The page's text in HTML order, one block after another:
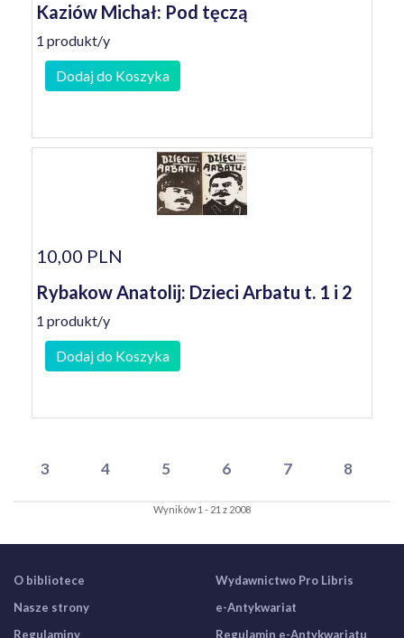
Kaziów Michał: Pod tęczą
1 produkt/y
Dodaj do Koszyka
10,00 PLN
Rybakow Anatolij: Dzieci Arbatu t. 1 i 2
1 produkt/y
Dodaj do Koszyka
3 4 5 6 7 8
Wyników 1 - 21 z 2008
O bibliotece
Nasze strony
Regulaminy
Wydawnictwo Pro Libris
e-Antykwariat
Regulamin e-Antykwariatu